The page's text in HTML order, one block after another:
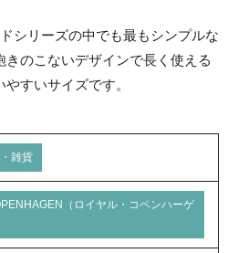
シリーズの中でも最もシンプルな
のこないデザインで長く使える
すいサイズです。
雑貨
（ロイヤル・コペンハーゲ